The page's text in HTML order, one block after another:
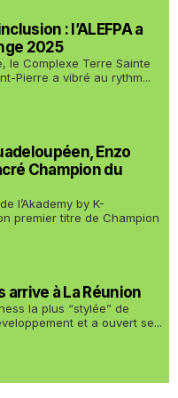
: l’ALEFPA a
2025
le Complexe Terre Sainte
Pierre a vibré au rythm...
Enzo
Champion du
l’Akademy by K-
premier titre de Champion
arrive à La Réunion
la plus “stylée” de
et a ouvert se...